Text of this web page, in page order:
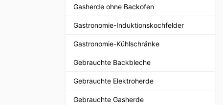
Gasherde ohne Backofen
Gastronomie-Induktionskochfelder
Gastronomie-Kühlschränke
Gebrauchte Backbleche
Gebrauchte Elektroherde
Gebrauchte Gasherde